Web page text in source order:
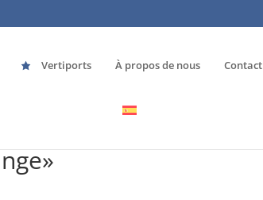
Vertiports À propos de nous Contact